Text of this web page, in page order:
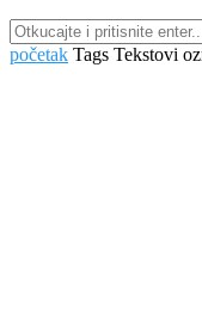
početak Tags Tekstovi